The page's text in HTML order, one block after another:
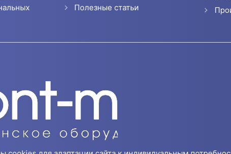
Полезные статьи